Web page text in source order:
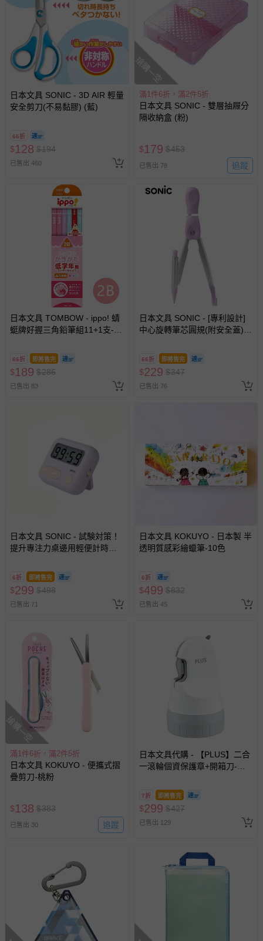
日本文具 SONIC - 3D AIR 輕量
安全剪刀(不易黏膠) (藍)
66折
$128 $194
已售出 460
搶購一空
滿1件6折，滿2件5折
日本文具 SONIC - 雙層抽屜分
隔收納盒 (粉)
$179 $453
已售出 78 追蹤
日本文具 TOMBOW - ippo! 蜻
蜓牌好握三角鉛筆組11+1支-低
66折 即將售完
$189 $286
已售出 83
日本文具 SONIC - [專利設計]
中心旋轉筆芯圓規(附安全蓋)-
66折 即將售完
$229 $347
已售出 76
日本文具 SONIC - 試験対策！
提升專注力桌邊用輕便計時器-
6折 即將售完
$299 $498
已售出 71
日本文具 KOKUYO - 日本製 半
透明質感彩繪蠟筆-10色
6折
$499 $832
已售出 45
搶購一空
滿1件6折，滿2件5折
日本文具 KOKUYO - 便攜式摺
疊剪刀-桃粉
$138 $383
已售出 30 追蹤
日本文具代購 - 【PLUS】二合
一滾輪個資保護章+開箱刀-定
7折 即將售完
$299 $427
已售出 129